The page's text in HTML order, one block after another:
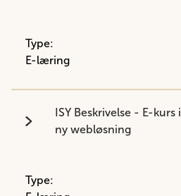
Type:
E-læring
ISY Beskrivelse - E-kurs i
ny webløsning
Type: